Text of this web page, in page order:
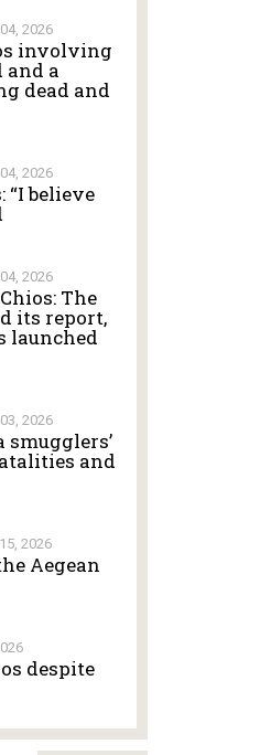
2026
involving
and a
dead and
2026
“I believe
2026
The
its report,
launched
2026
smugglers’
and
2026
Aegean
despite